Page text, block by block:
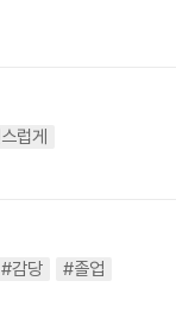
럽게
#감당
#졸업